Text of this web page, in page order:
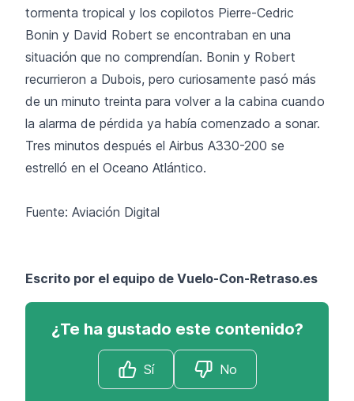
tormenta tropical y los copilotos Pierre-Cedric
Bonin y David Robert se encontraban en una
situación que no comprendían. Bonin y Robert
recurrieron a Dubois, pero curiosamente pasó más
de un minuto treinta para volver a la cabina cuando
la alarma de pérdida ya había comenzado a sonar.
Tres minutos después el Airbus A330-200 se
estrelló en el Oceano Atlántico.
Fuente: Aviación Digital
Escrito por el equipo de Vuelo-Con-Retraso.es
¿Te ha gustado este contenido?
Sí No